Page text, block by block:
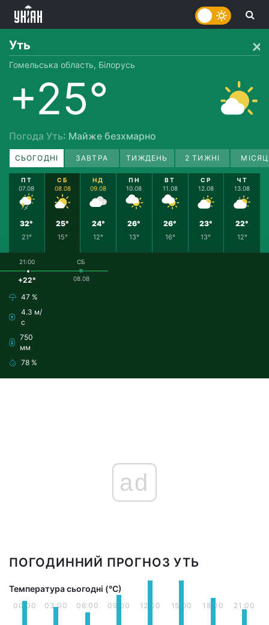
Уть
Гомельська область, Білорусь
+25°
Погода Уть: Майже безхмарно
СЬОГОДНІ ЗАВТРА ТИЖДЕНЬ 2 ТИЖНІ
ПТ
07.08
32°
21°
СБ
08.08
25°
15°
НД
09.08
24°
12°
ПН
10.08
26°
13°
ВТ
11.08
26°
16°
СР
12.08
23°
13°
ЧТ
13.08
22°
12°
21:00
+22°
47 %
4.3 м/
с
750
мм
78 %
СБ
08.08
ad
ПОГОДИННИЙ ПРОГНОЗ УТЬ
Температура сьогодні (°С)
00:00 03:00 06:00 09:00 12:00 15:00 18:00 21:00